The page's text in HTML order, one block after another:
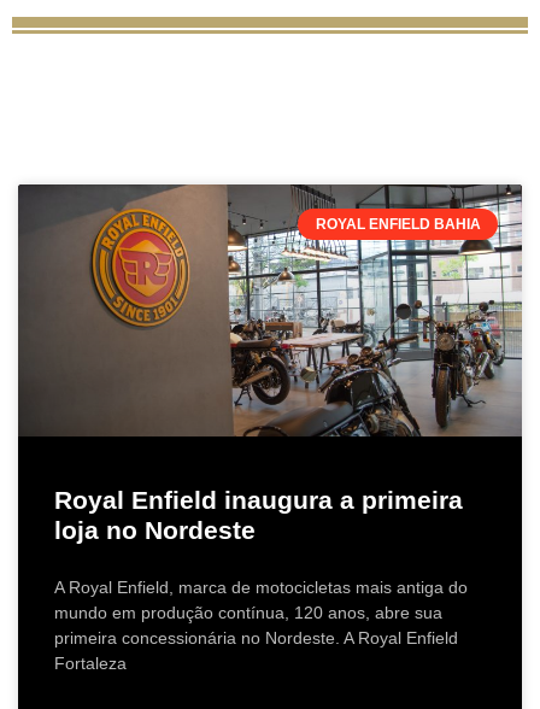
ROYAL ENFIELD BAHIA
Royal Enfield inaugura a primeira
loja no Nordeste
A Royal Enfield, marca de motocicletas mais antiga do
mundo em produção contínua, 120 anos, abre sua
primeira concessionária no Nordeste. A Royal Enfield
Fortaleza